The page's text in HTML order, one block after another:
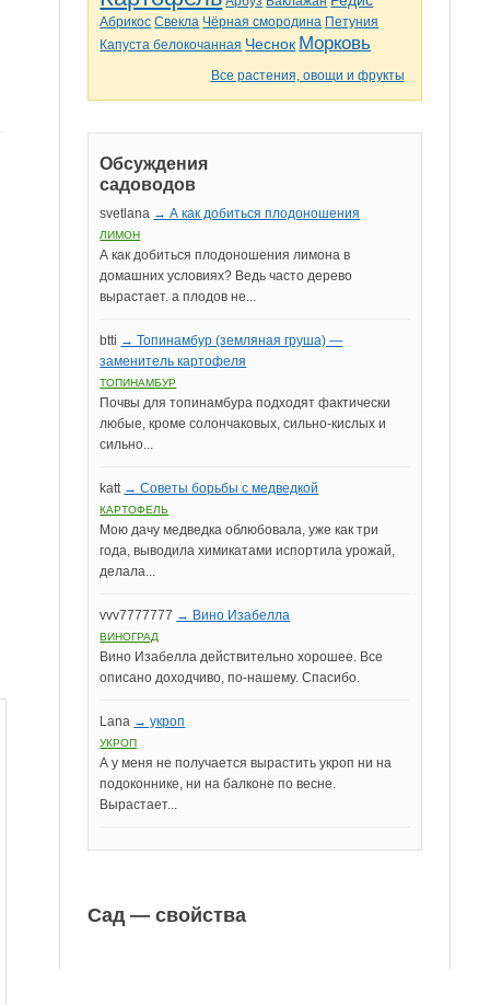
Абрикос Свекла Чёрная смородина Петуния
Капуста белокочанная Чеснок Морковь
Все растения, овощи и фрукты
Обсуждения
садоводов
svetlana → А как добиться плодоношения
ЛИМОН
А как добиться плодоношения лимона в
домашних условиях? Ведь часто дерево
вырастает. а плодов не...
btti → Топинамбур (земляная груша) —
заменитель картофеля
ТОПИНАМБУР
Почвы для топинамбура подходят фактически
любые, кроме солончаковых, сильно-кислых и
сильно...
katt → Советы борьбы с медведкой
КАРТОФЕЛЬ
Мою дачу медведка облюбовала, уже как три
года, выводила химикатами испортила урожай,
делала...
vvv7777777 → Вино Изабелла
ВИНОГРАД
Вино Изабелла действительно хорошее. Все
описано доходчиво, по-нашему. Спасибо.
Lana → укроп
УКРОП
А у меня не получается вырастить укроп ни на
подоконнике, ни на балконе по весне.
Вырастает...
Сад — свойства